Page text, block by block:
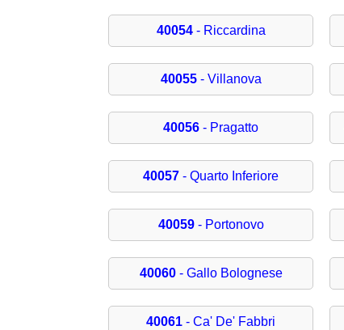
40054- Riccardina
40055- Villanova
40056 - Pragatto
40057 - Quarto Inferiore
40059- Portonovo
40060- Gallo Bolognese
40061 - Ca' De' Fabbri